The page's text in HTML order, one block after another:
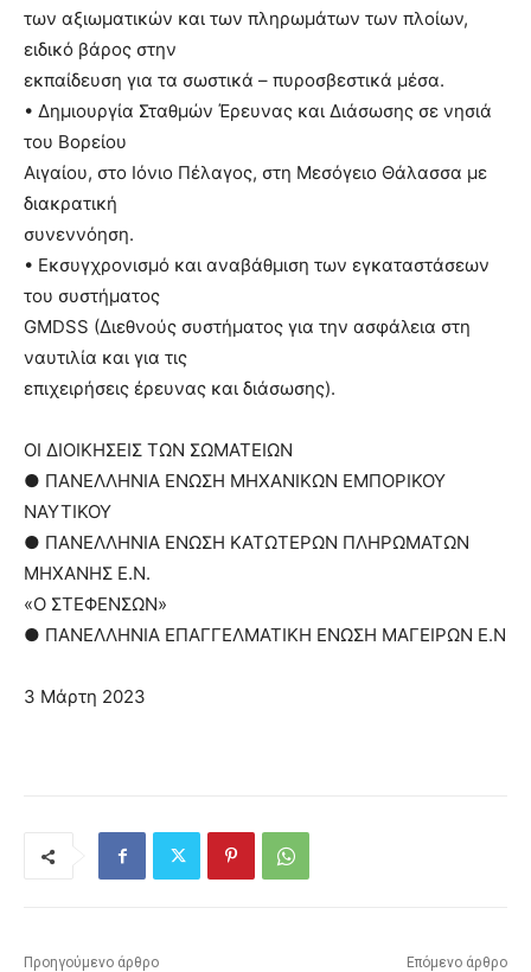
των αξιωματικών και των πληρωμάτων των πλοίων,
ειδικό βάρος στην
εκπαίδευση για τα σωστικά – πυροσβεστικά μέσα.
• Δημιουργία Σταθμών Έρευνας και Διάσωσης σε νησιά
του Βορείου
Αιγαίου, στο Ιόνιο Πέλαγος, στη Μεσόγειο Θάλασσα με
διακρατική
συνεννόηση.
• Εκσυγχρονισμό και αναβάθμιση των εγκαταστάσεων
του συστήματος
GMDSS (Διεθνούς συστήματος για την ασφάλεια στη
ναυτιλία και για τις
επιχειρήσεις έρευνας και διάσωσης).
ΟΙ ΔΙΟΙΚΗΣΕΙΣ ΤΩΝ ΣΩΜΑΤΕΙΩΝ
● ΠΑΝΕΛΛΗΝΙΑ ΕΝΩΣΗ ΜΗΧΑΝΙΚΩΝ ΕΜΠΟΡΙΚΟΥ
ΝΑΥΤΙΚΟΥ
● ΠΑΝΕΛΛΗΝΙΑ ΕΝΩΣΗ ΚΑΤΩΤΕΡΩΝ ΠΛΗΡΩΜΑΤΩΝ
ΜΗΧΑΝΗΣ Ε.Ν.
«Ο ΣΤΕΦΕΝΣΩΝ»
● ΠΑΝΕΛΛΗΝΙΑ ΕΠΑΓΓΕΛΜΑΤΙΚΗ ΕΝΩΣΗ ΜΑΓΕΙΡΩΝ Ε.Ν
3 Μάρτη 2023
Προηγούμενο άρθρο Επόμενο άρθρο